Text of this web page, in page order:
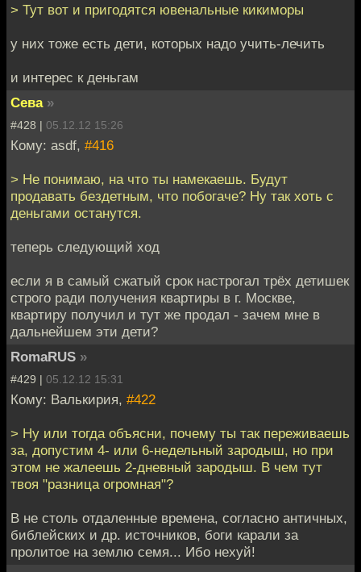
> Тут вот и пригодятся ювенальные кикиморы
у них тоже есть дети, которых надо учить-лечить
и интерес к деньгам
Сева »
#428 | 05.12.12 15:26
Кому: asdf, #416
> Не понимаю, на что ты намекаешь. Будут
продавать бездетным, что побогаче? Ну так хоть с
деньгами останутся.
теперь следующий ход
если я в самый сжатый срок настрогал трёх детишек
строго ради получения квартиры в г. Москве,
квартиру получил и тут же продал - зачем мне в
дальнейшем эти дети?
RomaRUS »
#429 | 05.12.12 15:31
Кому: Валькирия, #422
> Ну или тогда объясни, почему ты так переживаешь
за, допустим 4- или 6-недельный зародыш, но при
этом не жалеешь 2-дневный зародыш. В чем тут
твоя "разница огромная"?
В не столь отдаленные времена, согласно античных,
библейских и др. источников, боги карали за
пролитое на землю семя... Ибо нехуй!